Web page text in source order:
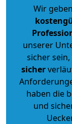
Wir
unserer
sicher
sicher
haben die
und